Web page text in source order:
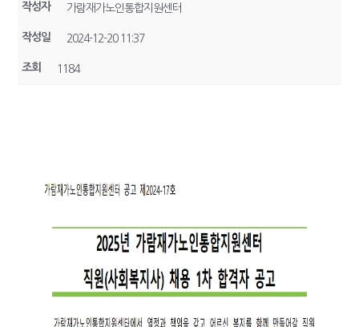
작성자 가람재가노인통합지원센터
작성일 2024-12-20 11:37
조회 1184